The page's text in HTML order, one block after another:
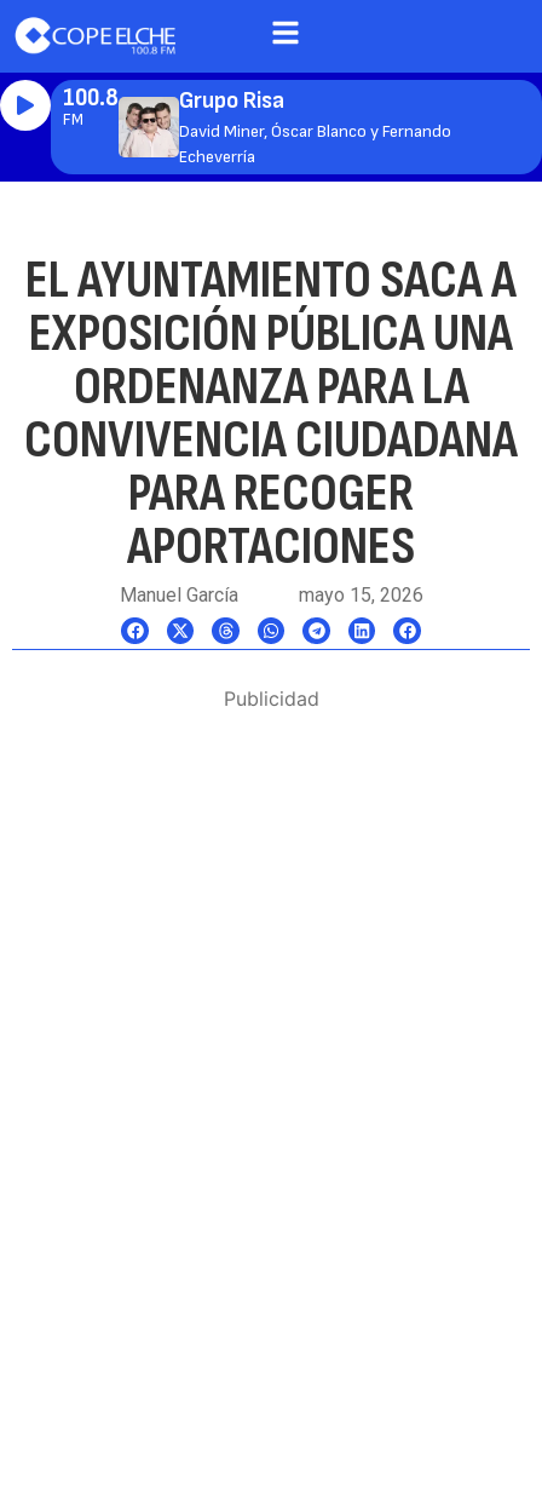
100.8
FM
Grupo Risa
David Miner, Óscar Blanco y Fernando
Echeverría
EL AYUNTAMIENTO SACA A
EXPOSICIÓN PÚBLICA UNA
ORDENANZA PARA LA
CONVIVENCIA CIUDADANA
PARA RECOGER
APORTACIONES
Manuel García mayo 15, 2026
Publicidad